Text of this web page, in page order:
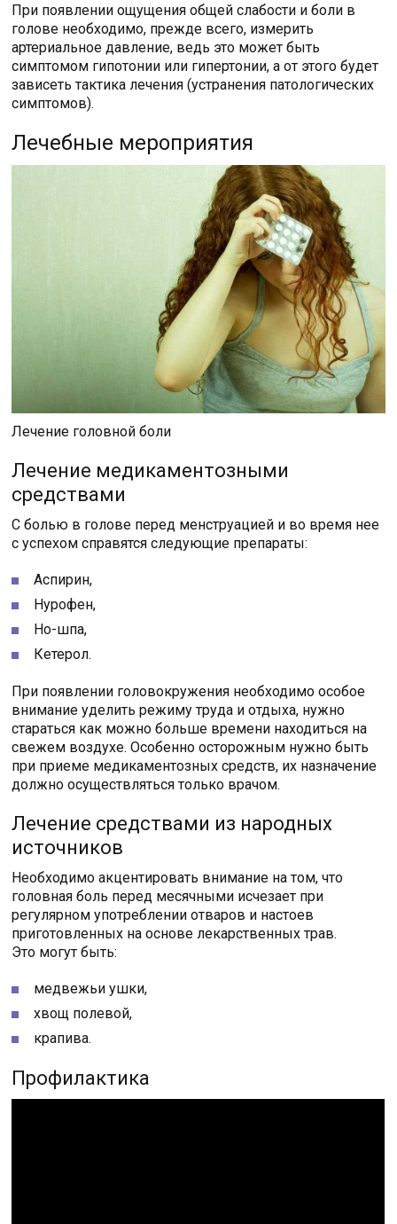
При появлении ощущения общей слабости и боли в
голове необходимо, прежде всего, измерить
артериальное давление, ведь это может быть
симптомом гипотонии или гипертонии, а от этого будет
зависеть тактика лечения (устранения патологических
симптомов).
Лечебные мероприятия
Лечение головной боли
Лечение медикаментозными
средствами
С болью в голове перед менструацией и во время нее
с успехом справятся следующие препараты:
Аспирин,
Нурофен,
Но-шпа,
Кетерол.
При появлении головокружения необходимо особое
внимание уделить режиму труда и отдыха, нужно
стараться как можно больше времени находиться на
свежем воздухе. Особенно осторожным нужно быть
при приеме медикаментозных средств, их назначение
должно осуществляться только врачом.
Лечение средствами из народных
источников
Необходимо акцентировать внимание на том, что
головная боль перед месячными исчезает при
регулярном употреблении отваров и настоев
приготовленных на основе лекарственных трав.
Это могут быть:
медвежьи ушки,
хвощ полевой,
крапива.
Профилактика